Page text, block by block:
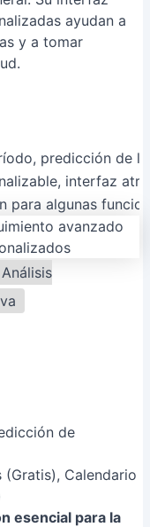
ayudan a
y a tomar
predicción de
interfaz
para algunas
Análisis
de
(Gratis), Calendario
esencial para la